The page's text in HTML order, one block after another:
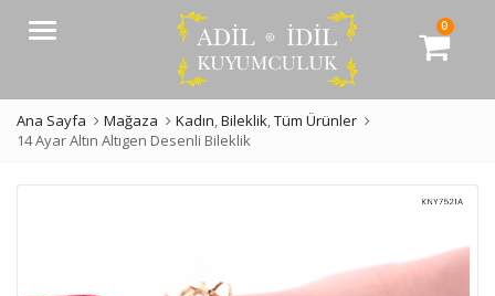
Menü 0
Ana Sayfa Mağaza Kadın,Bileklik,Tüm Ürünler
14 Ayar Altın Altıgen Desenli Bileklik